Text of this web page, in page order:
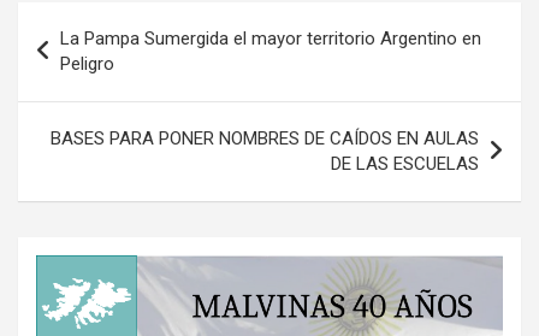
de
entradas
La Pampa Sumergida el mayor territorio Argentino en
Peligro
BASES PARA PONER NOMBRES DE CAÍDOS EN AULAS
DE LAS ESCUELAS